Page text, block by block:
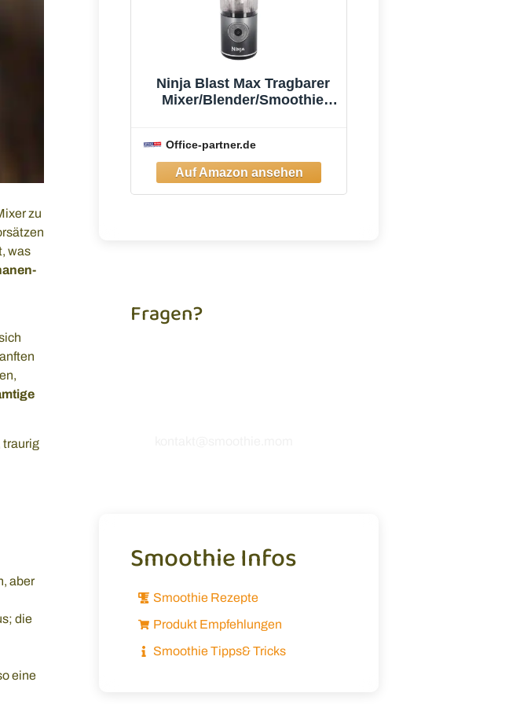
zu
was
traurig
aber
die
eine
Ninja Blast Max Tragbarer
Mixer/Blender/Smoothie
Office-partner.de
Fragen?
Smoothie Infos
Smoothie Rezepte
Produkt Empfehlungen
Smoothie Tipps& Tricks